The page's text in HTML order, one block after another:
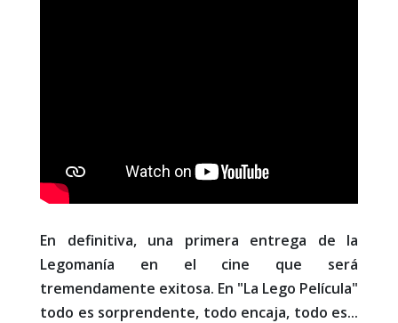
En definitiva, una primera entrega de la
Legomanía en el cine que será
tremendamente exitosa. En "La Lego Película"
todo es sorprendente, todo encaja, todo es...